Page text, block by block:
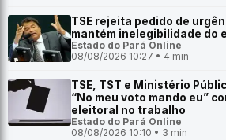
TSE rejeita pedido de
mantém inelegibilidade do
Estado do Pará Online
08/08/2026 10:27 • 4 min
TSE, TST e Ministério
“No meu voto mando eu”
eleitoral no trabalho
Estado do Pará Online
08/08/2026 10:10 • 3 min